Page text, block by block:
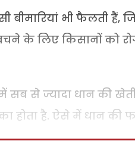
भी फैलती हैं,
के लिए किसानों को
से ज्यादा धान की
होता है. ऐसे में धान की